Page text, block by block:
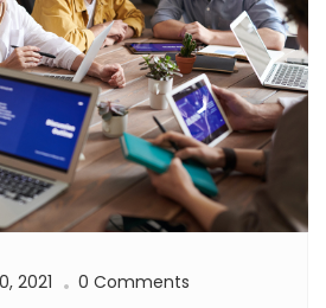
2021 0 Comments